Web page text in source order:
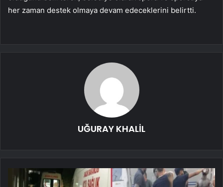
her zaman destek olmaya devam edeceklerini belirtti.
UĞURAY KHALİL